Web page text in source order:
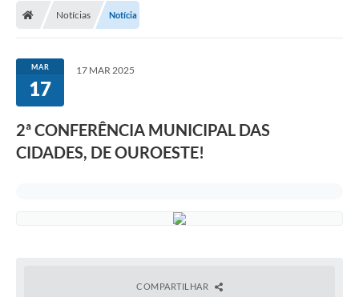
Notícias Notícia
MAR
17
17 MAR 2025
2ª CONFERÊNCIA MUNICIPAL DAS
CIDADES, DE OUROESTE!
COMPARTILHAR